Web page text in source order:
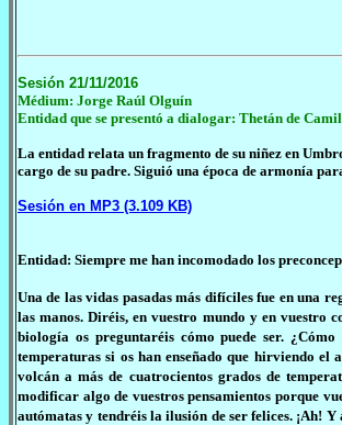
Sesión 21/11/2016
Médium: Jorge Raúl Olguín
Entidad que se presentó a dialogar: Thetán de
La entidad relata un fragmento de su niñez en
cargo de su padre. Siguió una época de armonía
Sesión en MP3 (3.109 KB)
Entidad: Siempre me han incomodado los
Una de las vidas pasadas más difíciles fue en una
las manos. Diréis, en vuestro mundo y en vuestro
biología os preguntaréis cómo puede ser.
temperaturas si os han enseñado que hirviendo el
volcán a más de cuatrocientos grados de
modificar algo de vuestros pensamientos porque
autómatas y tendréis la ilusión de ser felices. ¡Ah!